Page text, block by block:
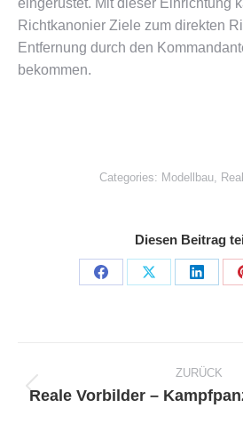
eingerüstet. Mit dieser Einrichtung
Richtkanonier Ziele zum direkten
Entfernung durch den
bekommen.
Categories: Modellbau,
Diesen Beitrag
Share
Share
Share
ZURÜCK
Reale Vorbilder –